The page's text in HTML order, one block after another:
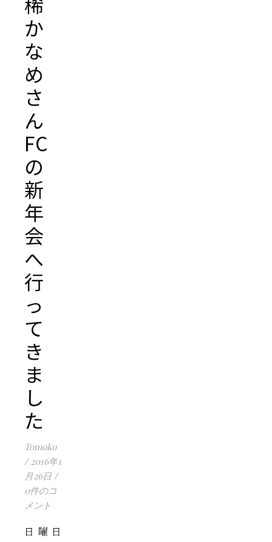
か
な
め
さ
ん
FC
の
新
年
会
へ
行
っ
て
き
ま
し
た
Tomoko
/ 2016年1
月26日 /
0件のコ
メント
日曜日